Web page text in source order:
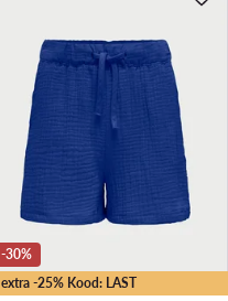
extra -25% Kood: LAST
-30%